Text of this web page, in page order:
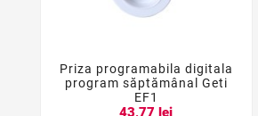
  
Priza programabila digitala
program săptămânal Geti
EF1
43,77 lei